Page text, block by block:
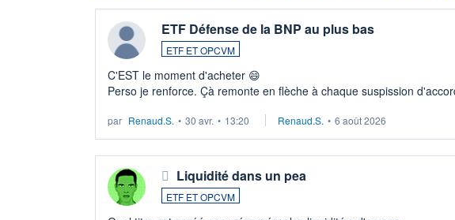
ETF Défense de la BNP au plus bas
ETF ET OPCVM
C'EST le moment d'acheter 😄​
Perso je renforce. Çà remonte en flèche à chaque suspission
par Renaud.S. • 30 avr. • 13:20 Renaud.S. • 6 août 2026
Liquidité dans un pea
ETF ET OPCVM